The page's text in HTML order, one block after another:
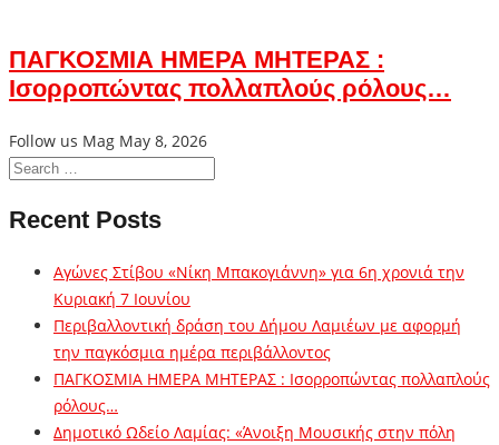
ΠΑΓΚΟΣΜΙΑ ΗΜΕΡΑ ΜΗΤΕΡΑΣ :
Ισορροπώντας πολλαπλούς ρόλους…
Follow us Mag May 8, 2026
Recent Posts
Αγώνες Στίβου «Νίκη Μπακογιάννη» για 6η χρονιά την
Κυριακή 7 Ιουνίου
Περιβαλλοντική δράση του Δήμου Λαμιέων με αφορμή
την παγκόσμια ημέρα περιβάλλοντος
ΠΑΓΚΟΣΜΙΑ ΗΜΕΡΑ ΜΗΤΕΡΑΣ : Ισορροπώντας πολλαπλούς
ρόλους…
Δημοτικό Ωδείο Λαμίας: «Άνοιξη Μουσικής στην πόλη